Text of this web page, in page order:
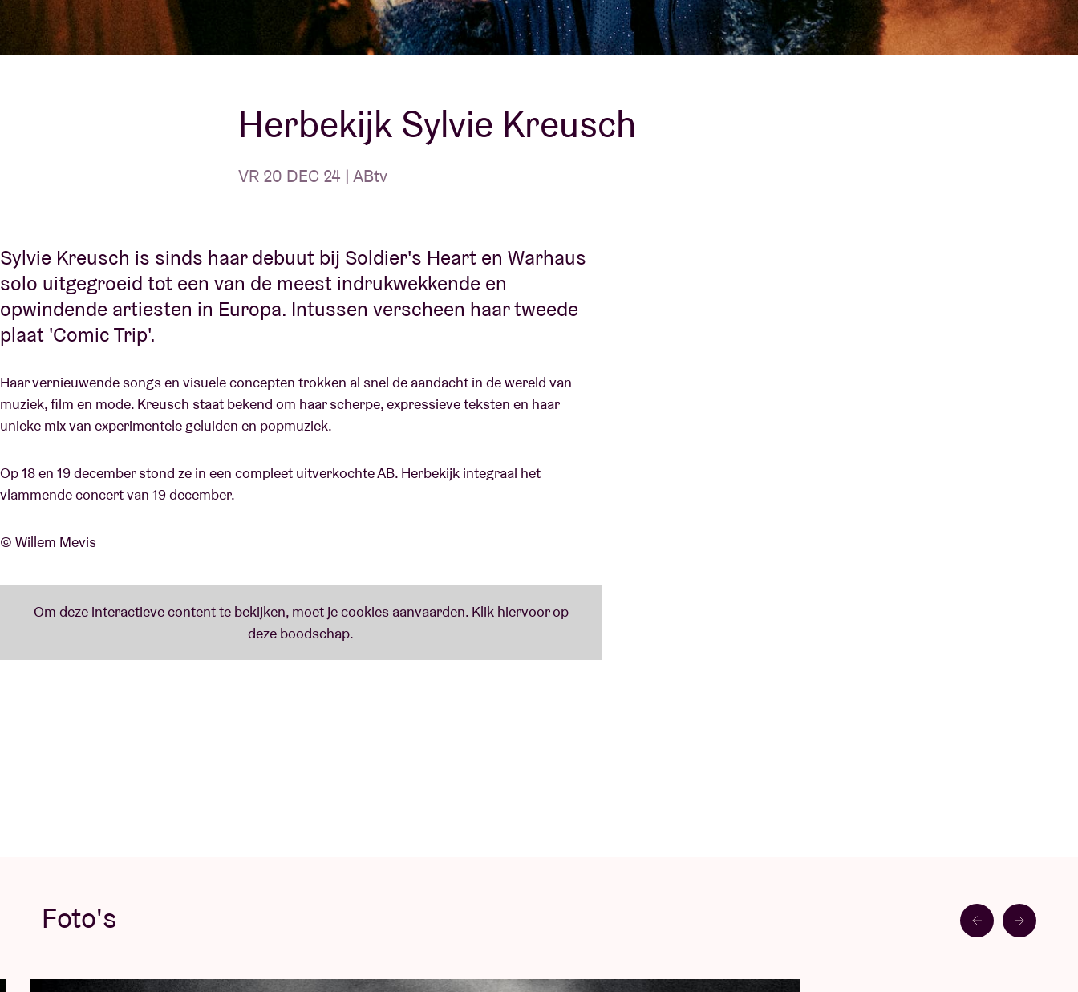
AB ❤ you
Over AB
Contact
Herbekijk Sylvie Kreusch
VR 20 DEC 24 | ABtv
Sylvie Kreusch is sinds haar debuut bij Soldier's Heart en Warhaus
solo uitgegroeid tot een van de meest indrukwekkende en
opwindende artiesten in Europa. Intussen verscheen haar tweede
plaat 'Comic Trip'.
Haar vernieuwende songs en visuele concepten trokken al snel de aandacht in de wereld van
muziek, film en mode. Kreusch staat bekend om haar scherpe, expressieve teksten en haar
unieke mix van experimentele geluiden en popmuziek.
Op 18 en 19 december stond ze in een compleet uitverkochte AB. Herbekijk integraal het
vlammende concert van 19 december.
© Willem Mevis
Foto's